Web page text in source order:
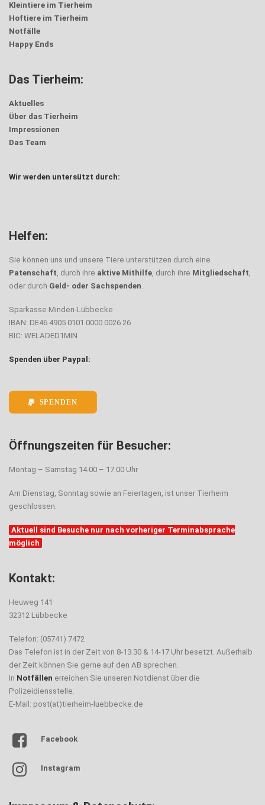
Kleintiere im Tierheim
Hoftiere im Tierheim
Notfälle
Happy Ends
Das Tierheim:
Aktuelles
Über das Tierheim
Impressionen
Das Team
Wir werden untersützt durch:
Helfen:
Sie können uns und unsere Tiere unterstützen durch eine
Patenschaft, durch ihre aktive Mithilfe, durch ihre Mitgliedschaft,
oder durch Geld- oder Sachspenden.
Sparkasse Minden-Lübbecke
IBAN: DE46 4905 0101 0000 0026 26
BIC: WELADED1MIN
Spenden über Paypal:
SPENDEN
Öffnungszeiten für Besucher:
Montag – Samstag 14.00 – 17.00 Uhr
Am Dienstag, Sonntag sowie an Feiertagen, ist unser Tierheim
geschlossen.
Aktuell sind Besuche nur nach vorheriger Terminabsprache
möglich
Kontakt:
Heuweg 141
32312 Lübbecke
Telefon: (05741) 7472
Das Telefon ist in der Zeit von 8-13.30 & 14-17 Uhr besetzt. Außerhalb
der Zeit können Sie gerne auf den AB sprechen.
In Notfällen erreichen Sie unseren Notdienst über die
Polizeidiensstelle.
E-Mail: post(at)tierheim-luebbecke.de
Facebook
Instagram